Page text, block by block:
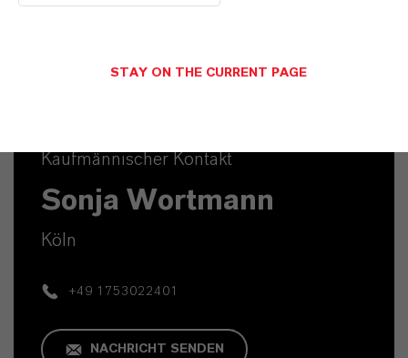
Kaufmännischer Kontakt
Sonja Wortmann
Köln
+49 1753022401
NACHRICHT SENDEN
STAY ON THE CURRENT PAGE